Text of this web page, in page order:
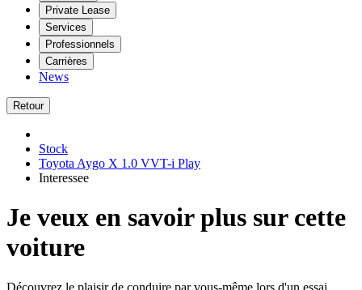
Private Lease
Services
Professionnels
Carrières
News
Retour
Stock
Toyota Aygo X 1.0 VVT-i Play
Interessee
Je veux en savoir plus sur cette
voiture
Découvrez le plaisir de conduire par vous-même lors d'un essai,